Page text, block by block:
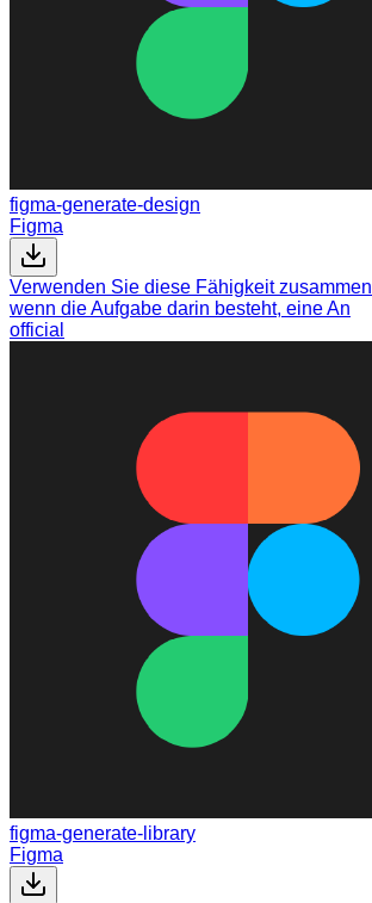
figma-generate-design
Figma
Verwenden Sie diese Fähigkeit
wenn die Aufgabe darin besteht, eine An
official
figma-generate-library
Figma